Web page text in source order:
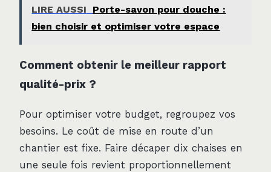
LIRE AUSSI
Porte-savon pour douche :
bien choisir et optimiser votre espace
Comment obtenir le meilleur rapport
qualité-prix ?
Pour optimiser votre budget, regroupez vos
besoins. Le coût de mise en route d’un
chantier est fixe. Faire décaper dix chaises en
une seule fois revient proportionnellement